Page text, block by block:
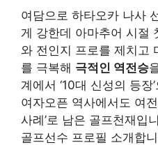
여담으로 하타오카 나사
게 강한데 아마추어 시절
와 전인지 프로를 제치고
를 극복해 극적인 역전승
계에서 ‘10대 신성의 등
여자오픈 역사에서도 여
사례’로 남은 골프천재입
골프선수 프로필 소개합